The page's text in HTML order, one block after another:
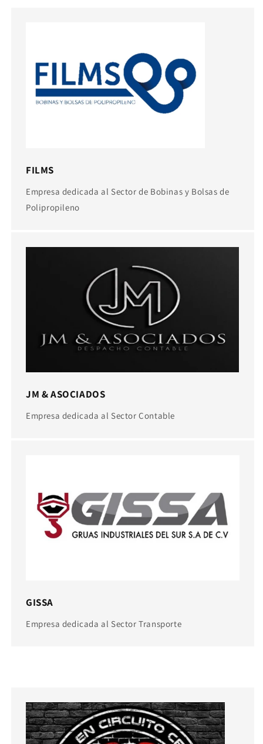
FILMS
Empresa dedicada al Sector de Bobinas y Bolsas de
Polipropileno
JM & ASOCIADOS
Empresa dedicada al Sector Contable
GISSA
Empresa dedicada al Sector Transporte